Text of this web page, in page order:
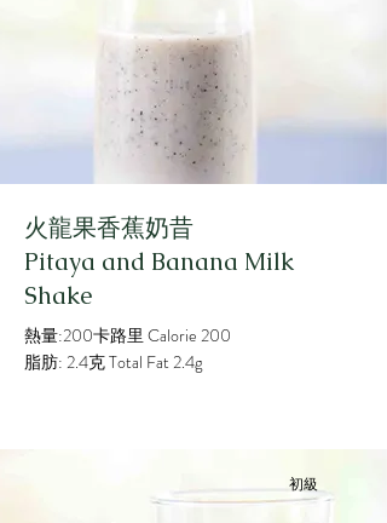
火龍果香蕉奶昔
Pitaya and Banana Milk
Shake
熱量:200卡路里 Calorie 200
脂肪: 2.4克 Total Fat 2.4g
初級